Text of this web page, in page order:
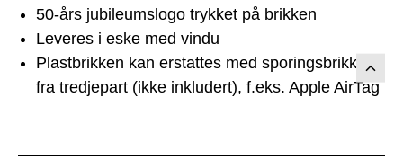
50‑års jubileumslogo trykket på brikken
Leveres i eske med vindu
Plastbrikken kan erstattes med sporingsbrikke
fra tredjepart (ikke inkludert), f.eks. Apple AirTag